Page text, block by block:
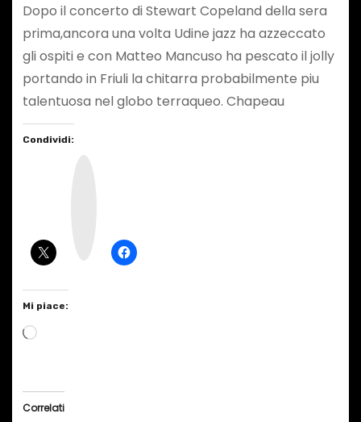
Dopo il concerto di Stewart Copeland della sera
prima,ancora una volta Udine jazz ha azzeccato
gli ospiti e con Matteo Mancuso ha pescato il jolly
portando in Friuli la chitarra probabilmente piu
talentuosa nel globo terraqueo. Chapeau
Condividi:
Mi piace:
C
Correlati